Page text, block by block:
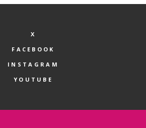
X
FACEBOOK
INSTAGRAM
YOUTUBE